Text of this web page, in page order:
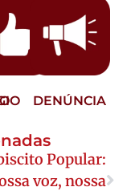
DENÚNCIA
Popular:
voz, nossa